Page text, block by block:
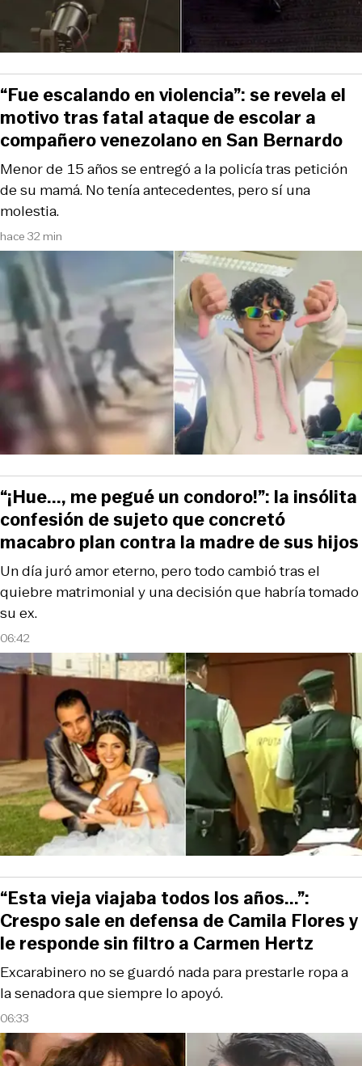
hace 32 min
Menor de 15 años se entregó a la policía tras petición
de su mamá. No tenía antecedentes, pero sí una
molestia.
“Fue escalando en violencia”: se revela el
motivo tras fatal ataque de escolar a
compañero venezolano en San Bernardo
06:42
Un día juró amor eterno, pero todo cambió tras el
quiebre matrimonial y una decisión que habría tomado
su ex.
“¡Hue..., me pegué un condoro!”: la insólita
confesión de sujeto que concretó
macabro plan contra la madre de sus hijos
06:33
Excarabinero no se guardó nada para prestarle ropa a
la senadora que siempre lo apoyó.
“Esta vieja viajaba todos los años...”:
Crespo sale en defensa de Camila Flores y
le responde sin filtro a Carmen Hertz